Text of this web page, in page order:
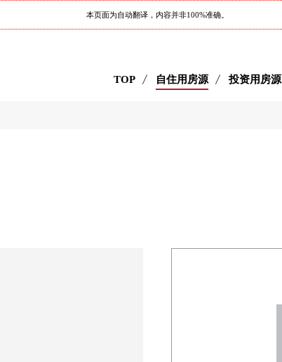
本页面为自动翻译，内容并非100%准确。
TOP 自住用房源 投资用房源